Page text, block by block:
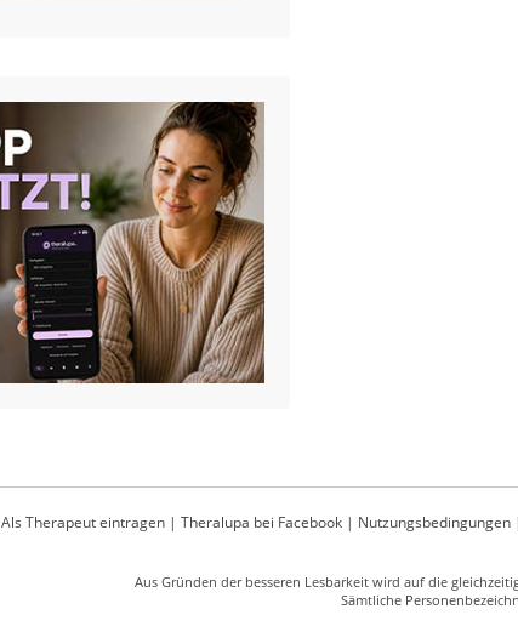
Als Therapeut eintragen| Theralupa bei Facebook| Nutzungsbedingungen|
Aus Gründen der besseren Lesbarkeit wird auf die
Sämtliche